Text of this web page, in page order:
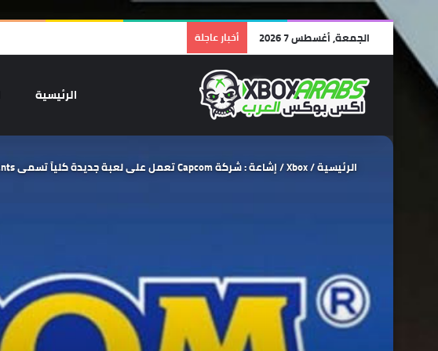
الجمعة, أغسطس 7 2026 أخبار عاجلة
الرئيسية
الرئيسية/
Xbox
/إشاعة : شركة Capcom تعمل على لعبة جديدة كلياً تسمى The Descendants .